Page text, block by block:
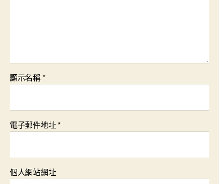
顯示名稱*
電子郵件地址*
個人網站網址